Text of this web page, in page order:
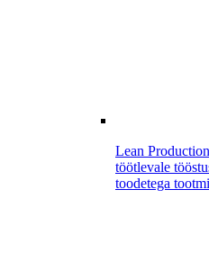
Lean
töötlevale
toodetega